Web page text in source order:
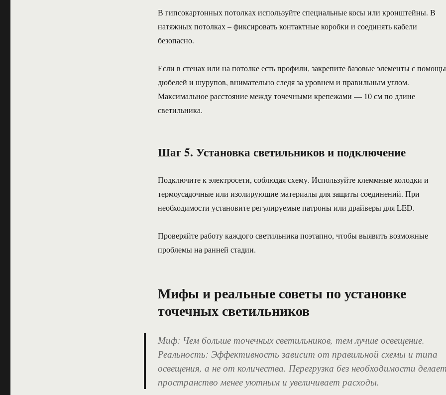
В гипсокартонных потолках используйте специальные косы или кронштейны. В
натяжных потолках – фиксировать контактные коробки и соединять кабели
безопасно.
Если в стенах или на потолке есть профили, закрепите базовые элементы с
дюбелей и шурупов, внимательно следя за уровнем и правильным углом.
Максимальное расстояние между точечными крепежами — 10 см по длине
светильника.
Шаг 5. Установка светильников и подключение
Подключите к электросети, соблюдая схему. Используйте клеммные колодки и
термоусадочные или изолирующие материалы для защиты соединений. При
необходимости установите регулируемые патроны или драйверы для LED.
Проверяйте работу каждого светильника поэтапно, чтобы выявить возможные
проблемы на ранней стадии.
Мифы и реальные советы по установке
точечных светильников
Миф: Чем больше точечных светильников, тем лучше освещение.
Реальность: Эффективность зависит от правильной схемы и типа
освещения, а не от количества. Перегрузка без необходимости
пространство менее уютным и увеличивает расходы.